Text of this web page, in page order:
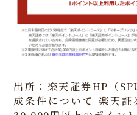
出所：楽天証券HP（
成条件について 楽天証